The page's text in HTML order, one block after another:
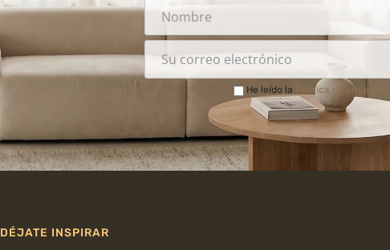
He leído la Política de privacidad
DÉJATE INSPIRAR